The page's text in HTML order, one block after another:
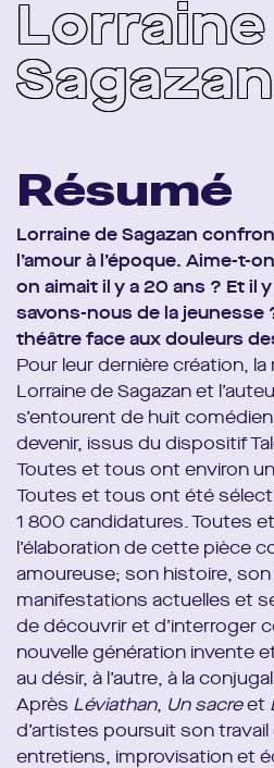
Sagazan
Résumé
Lorraine de Sagazan
l’amour à l’époque. Aime-t-
on aimait il y a 20 ans ? Et il
savons-nous de la jeunesse
théâtre face aux douleurs
Pour leur dernière création,
Lorraine de Sagazan et
s’entourent de huit
devenir, issus du dispositif
Toutes et tous ont environ
Toutes et tous ont été
1 800 candidatures. Toutes
l’élaboration de cette pièce
amoureuse; son histoire,
manifestations actuelles et
de découvrir et d’interroger
nouvelle génération invente
au désir, à l’autre, à la
Après Léviathan, Un sacreet
d’artistes poursuit son
entretiens, improvisation et